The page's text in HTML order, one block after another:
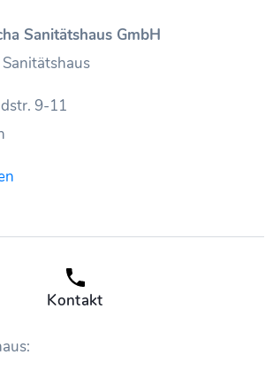
Sanitätshaus GmbH
9-11
Kontakt